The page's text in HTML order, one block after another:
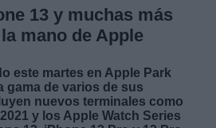
13 y muchas más
mano de Apple
este martes en Apple Park
gama de varios de sus
nuevos terminales como
y los Apple Watch Series